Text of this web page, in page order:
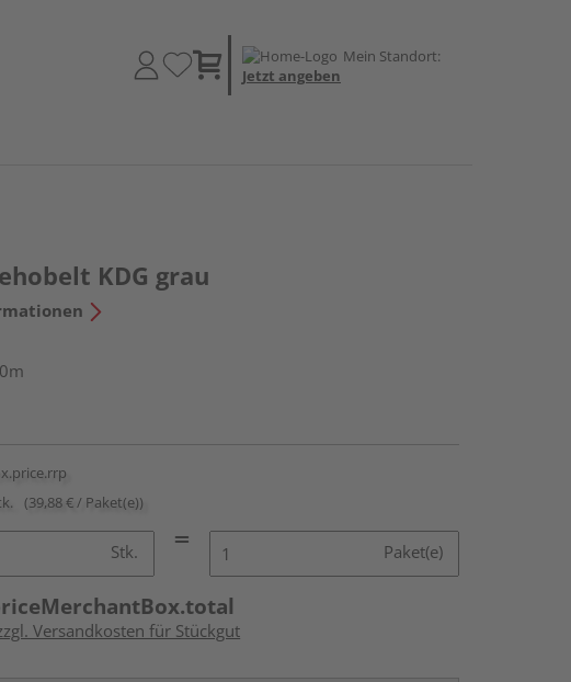
Mein Standort:
Jetzt angeben
KDG grau
(39,88 € / Paket(e))
Stk. Paket(e)
Versandkosten für Stückgut